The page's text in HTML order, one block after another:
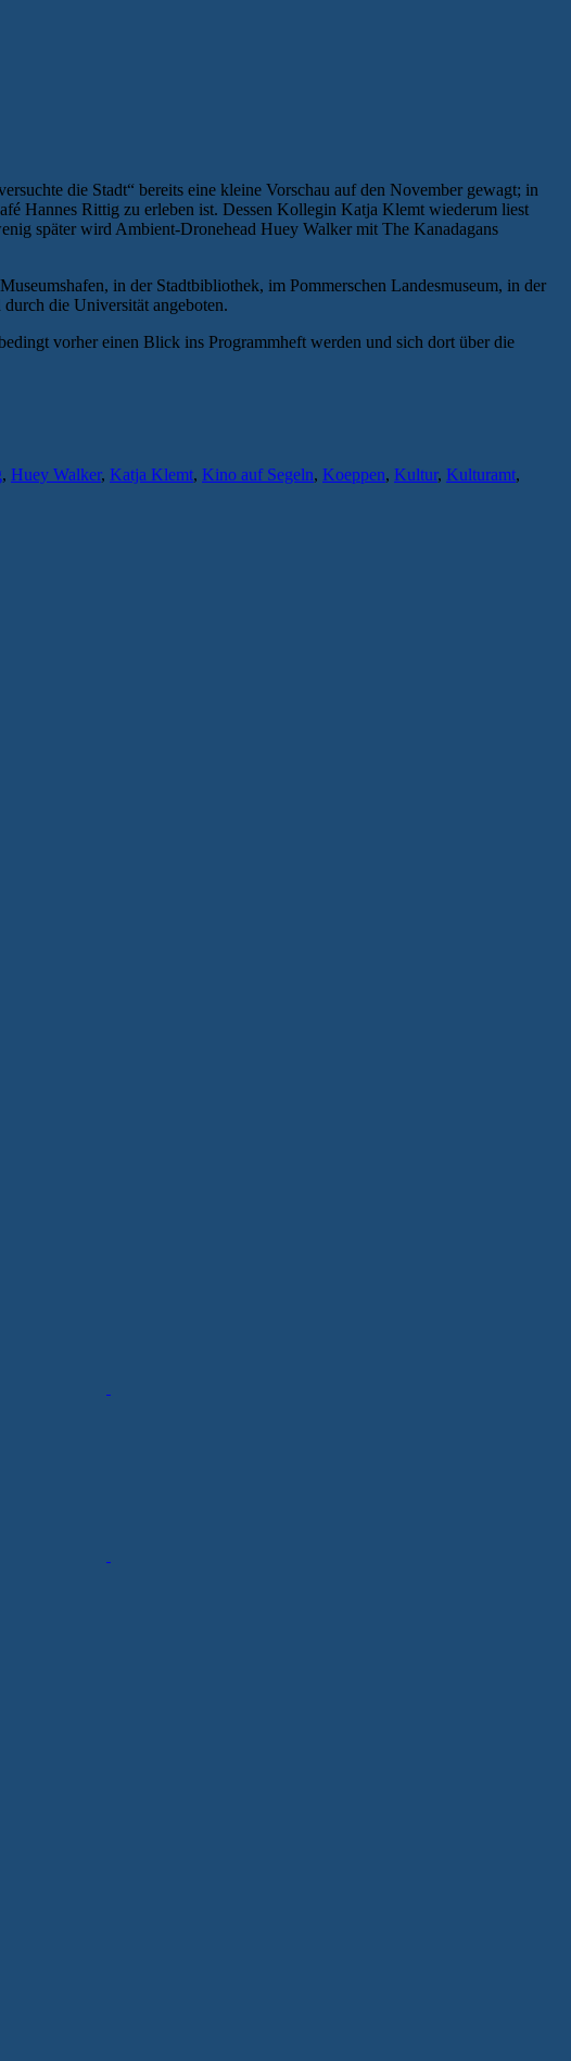
die Stadt“ bereits eine kleine Vorschau auf den November gewagt; in
Hannes Rittig zu erleben ist. Dessen Kollegin Katja Klemt wiederum liest
später wird Ambient-Dronehead Huey Walker mit The Kanadagans
in der Stadtbibliothek, im Pommerschen Landesmuseum, in der
die Universität angeboten.
vorher einen Blick ins Programmheft werden und sich dort über die
, Huey Walker, Katja Klemt, Kino auf Segeln, Koeppen, Kultur, Kulturamt,